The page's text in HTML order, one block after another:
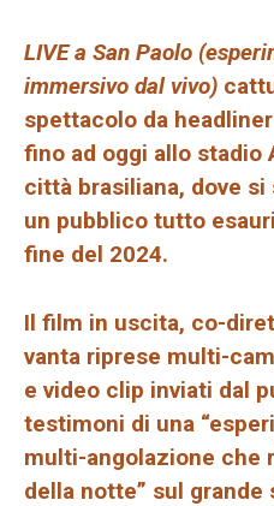
LIVE a San Paolo
immersivo dal vivo)
spettacolo da
fino ad oggi allo stadio
città brasiliana, dove
un pubblico tutto
fine del 2024.
Il film in uscita, co-
vanta riprese multi-
e video clip inviati dal
testimoni di una
multi-angolazione che
della notte” sul